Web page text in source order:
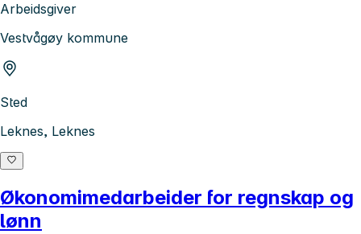
Arbeidsgiver
Vestvågøy kommune
Sted
Leknes, Leknes
Økonomimedarbeider for regnskap og
lønn